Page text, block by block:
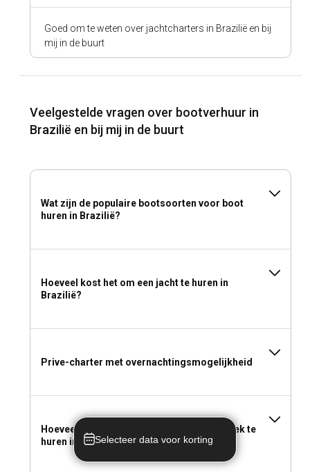
Goed om te weten over jachtcharters in Brazilië en bij
mij in de buurt
Veelgestelde vragen over bootverhuur in
Brazilië en bij mij in de buurt
Wat zijn de populaire bootsoorten voor boot
huren in Brazilië?
Hoeveel kost het om een jacht te huren in
Brazilië?
Prive-charter met overnachtingsmogelijkheid
Hoeveel kost het om een boot voor een week te
huren in Brazilië?Selecteer data voor korting